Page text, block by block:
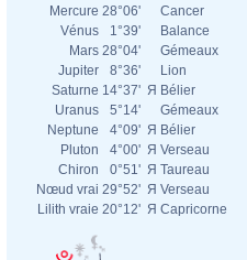
Mercure 28°06'
Cancer
Vénus
1°39'
Balance
Mars 28°04'
Gémeaux
Jupiter
8°36'
Lion
Saturne 14°37' Я Bélier
Uranus
5°14'
Gémeaux
Neptune
4°09' Я Bélier
Pluton
4°00' Я Verseau
Chiron
0°51' Я Taureau
Nœud vrai 29°52' Я Verseau
Lilith vraie 20°12' Я Capricorne